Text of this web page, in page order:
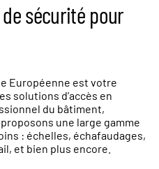
sécurité pour
Européenne est votre
solutions d'accès en
du bâtiment,
une large gamme
: échelles, échafaudages,
et bien plus encore.